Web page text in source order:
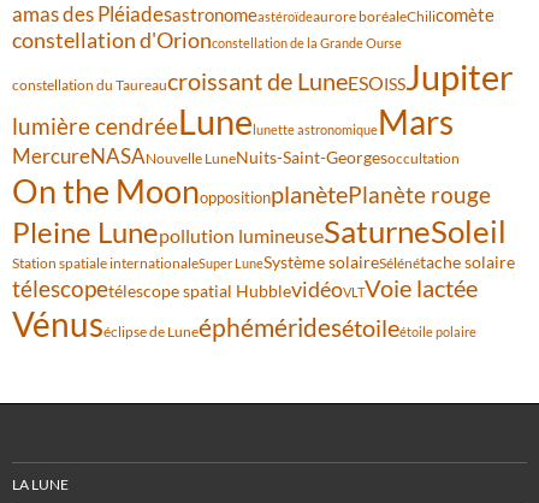
amas des Pléiadesastronomeastéroïdeaurore boréaleChilicomète
constellation d'Orionconstellation de la Grande Ourse
constellation du Taureaucroissant de LuneESOISSJupiter
lumière cendréeLunelunette astronomiqueMars
MercureNASANouvelle LuneNuits-Saint-Georgesoccultation
On the MoonoppositionplanètePlanète rouge
Pleine Lunepollution lumineuseSaturneSoleil
Station spatiale internationaleSuper LuneSystème solaireSélénétache solaire
télescopetélescope spatial HubblevidéoVLTVoie lactée
Vénuséclipse de Luneéphéméridesétoileétoile polaire
LA LUNE